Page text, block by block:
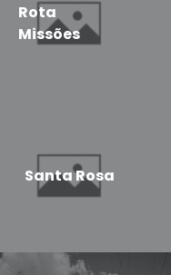
Rota
Missões
Santa Rosa